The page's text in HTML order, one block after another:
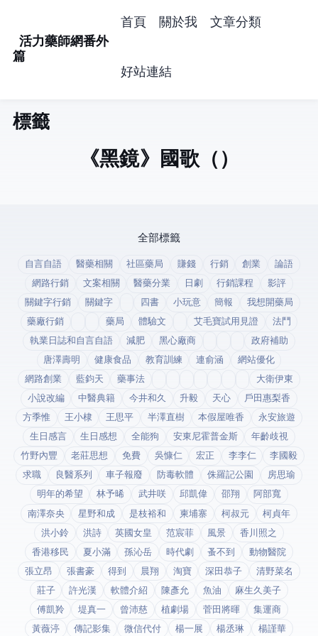
活力藥師網番外
篇
首頁 關於我 文章分類
好站連結
標籤: drama (1)
《黑鏡 Black Mirror》S1EP1 "國歌"（The National Anthem）
全部標籤
自言自語 醫藥相關 社區藥局 賺錢 行銷 創業
論語
網路行銷
文案相關 醫藥分業 日劇 行銷課程
影評
關鍵字行銷
關鍵字 四書 小玩意 簡報
我想開藥局
藥廠行銷
藥局 體驗文 艾毛寶試用見證
法鬥
執業日誌和自言自語
減肥 黑心廠商
政府補助
唐澤壽明
健康食品 教育訓練 連俞涵
網站優化
網路創業
藍鈞天 藥事法
大衛伊東
小說改編
中醫典籍 今井和久 升毅 天心
戶田惠梨香
方季惟
王小棣 王思平 半澤直樹 本假屋唯香
永安旅遊
生日感言
生日感想 全能狗 安東尼霍普金斯
年齡歧視
竹野內豐
老莊思想 免費 吳慷仁 宏正 李李仁
李國毅
求職
良醫系列 車子報廢 防毒軟體 侏羅記公園
房思瑜
明年的希望
林予晞 武井咲 邱凱偉 邵翔
阿部寬
南澤奈央
星野和成 是枝裕和 柬埔寨 柯叔元
柯貞年
洪小鈴
洪詩 英國女皇 范宸菲 風景
香川照之
香港移民
夏小滿 孫沁岳 時代劇 蚤不到
動物醫院
張立昂
張書豪 得到app 晨翔 淘寶 深田恭子
清野菜名
莊子
許光漢 軟體介紹 陳彥允 魚油
麻生久美子
傅凱羚
堤真一 曾沛慈 植劇場 菅田將暉
集運商
黃薇渟
傳記影集 微信代付 楊一展 楊丞琳 楊謹華